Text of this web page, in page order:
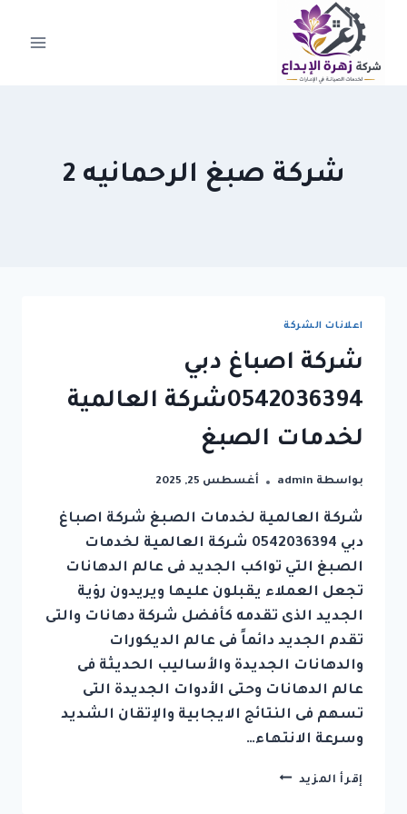
التجاوز
المحتوى
شركة صبغ الرحمانيه 2
اعلانات الشركة
شركة اصباغ دبي
0542036394شركة العالمية
لخدمات الصبغ
بواسطة admin أغسطس 25, 2025
شركة العالمية لخدمات الصبغ شركة اصباغ
دبي 0542036394 شركة العالمية لخدمات
الصبغ التي تواكب الجديد فى عالم الدهانات
تجعل العملاء يقبلون عليها ويريدون رؤية
الجديد الذى تقدمه كأفضل شركة دهانات والتى
تقدم الجديد دائماً فى عالم الديكورات
والدهانات الجديدة والأساليب الحديثة فى
عالم الدهانات وحتى الأدوات الجديدة التى
تسهم فى النتائج الايجابية والإتقان الشديد
وسرعة الانتهاء…
إقرأ المزيد شركة